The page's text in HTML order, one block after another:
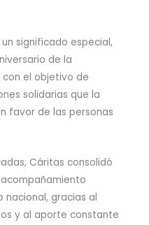
significado especial,
de la
con el objetivo de
solidarias que la
favor de las personas
Cáritas consolidó
gracias al
y al aporte constante